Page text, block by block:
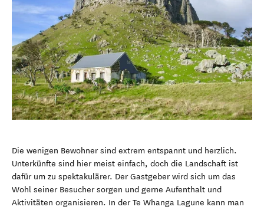
Die wenigen Bewohner sind extrem entspannt und herzlich.
Unterkünfte sind hier meist einfach, doch die Landschaft ist
dafür um zu spektakulärer. Der Gastgeber wird sich um das
Wohl seiner Besucher sorgen und gerne Aufenthalt und
Aktivitäten organisieren. In der Te Whanga Lagune kann man